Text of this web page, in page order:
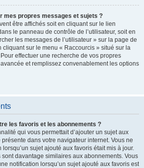
mes propres messages et sujets ?
être affichés soit en cliquant sur le lien
le panneau de contrôle de l’utilisateur, soit en
les messages de l’utilisateur » sur la page de
cliquant sur le menu « Raccourcis » situé sur la
effectuer une recherche de vos propres
et remplissez convenablement les options
les favoris et les abonnements ?
qui vous permettait d’ajouter un sujet aux
dans votre navigateur internet. Vous ne
sujet ajouté aux favoris était mis à jour.
sont davantage similaires aux abonnements. Vous
notification lorsqu’un sujet ajouté aux favoris est